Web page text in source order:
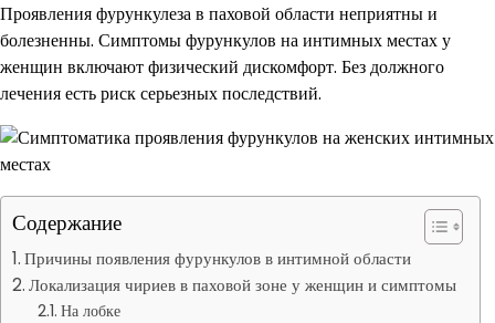
Проявления фурункулеза в паховой области неприятны и
болезненны. Симптомы фурункулов на интимных местах у
женщин включают физический дискомфорт. Без должного
лечения есть риск серьезных последствий.
Содержание
Причины появления фурункулов в интимной области
Локализация чириев в паховой зоне у женщин и симптомы
На лобке